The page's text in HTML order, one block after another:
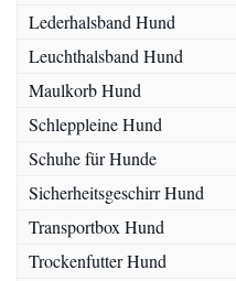
Lederhalsband Hund
Leuchthalsband Hund
Maulkorb Hund
Schleppleine Hund
Schuhe für Hunde
Sicherheitsgeschirr Hund
Transportbox Hund
Trockenfutter Hund